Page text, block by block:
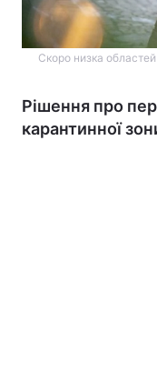
Скоро низка
Рішення про
карантинної